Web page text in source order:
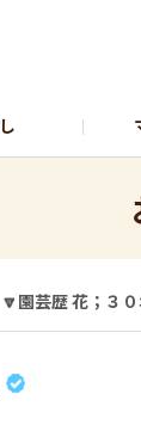
🔽園芸歴 花；３